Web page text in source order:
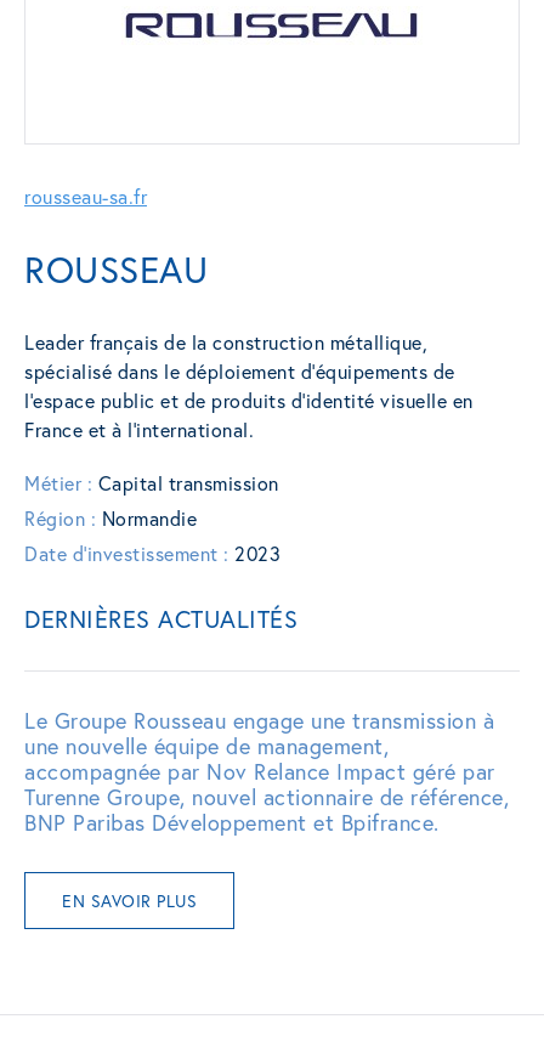
rousseau-sa.fr
ROUSSEAU
Leader français de la construction métallique,
spécialisé dans le déploiement d’équipements de
l’espace public et de produits d’identité visuelle en
France et à l’international.
Métier : Capital transmission
Région : Normandie
Date d'investissement : 2023
DERNIÈRES ACTUALITÉS
Le Groupe Rousseau engage une transmission à
une nouvelle équipe de management,
accompagnée par Nov Relance Impact géré par
Turenne Groupe, nouvel actionnaire de référence,
BNP Paribas Développement et Bpifrance.
EN SAVOIR PLUS